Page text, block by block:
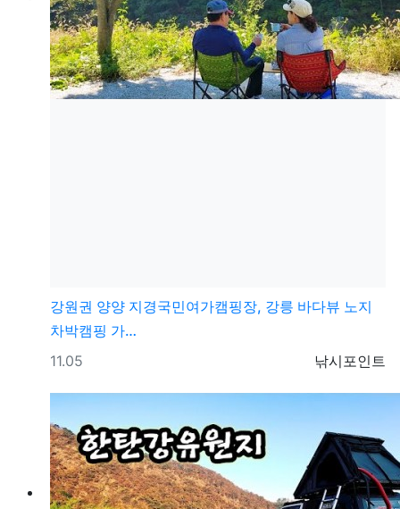
강원권 양양 지경국민여가캠핑장, 강릉 바다뷰 노지
차박캠핑 가…
등록자
낚시포인트
등록일
11.05